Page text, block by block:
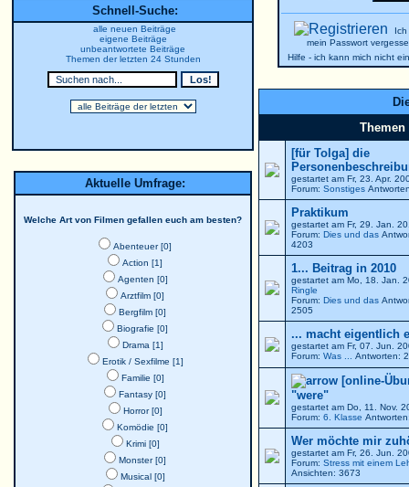
Schnell-Suche:
alle neuen Beiträge
eigene Beiträge
unbeantwortete Beiträge
Themen der letzten 24 Stunden
Aktuelle Umfrage:
Welche Art von Filmen gefallen euch am besten?
Abenteuer [0]
Action [1]
Agenten [0]
Arztfilm [0]
Bergfilm [0]
Biografie [0]
Drama [1]
Erotik / Sexfilme [1]
Familie [0]
Fantasy [0]
Horror [0]
Komödie [0]
Krimi [0]
Monster [0]
Musical [0]
mein Passwort
Hilfe - ich kann mich nicht
Themen
[für Tolga] die
gestartet am Fr, 23. Apr.
Forum: Sonstiges
Praktikum
gestartet am Fr, 29. Jan.
Forum: Dies und das
4203
1... Beitrag in 2010
gestartet am Mo, 18. Jan.
Ringle
Forum: Dies und das
2505
... macht eigentlich
gestartet am Fr, 07. Jun.
Forum: Was ... Antworten:
[online-
"were"
gestartet am Do, 11. Nov.
Forum: 6. Klasse
Wer möchte mir
gestartet am Fr, 26. Jun.
Forum: Stress mit einem
Ansichten: 3673